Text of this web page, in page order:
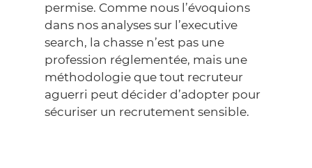
permise. Comme nous l’évoquions
dans nos analyses sur l’executive
search, la chasse n’est pas une
profession réglementée, mais une
méthodologie que tout recruteur
aguerri peut décider d’adopter pour
sécuriser un recrutement sensible.